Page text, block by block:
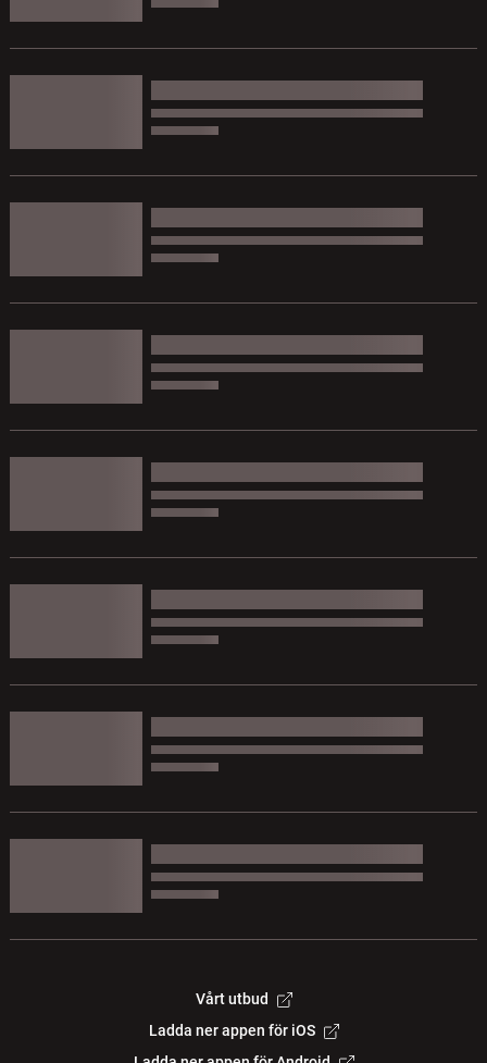
Vårt utbud
Ladda ner appen för iOS